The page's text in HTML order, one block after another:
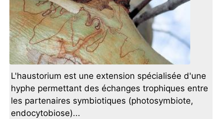
L'haustorium est une extension spécialisée d'une
hyphe permettant des échanges trophiques entre
les partenaires symbiotiques (photosymbiote,
endocytobiose)...